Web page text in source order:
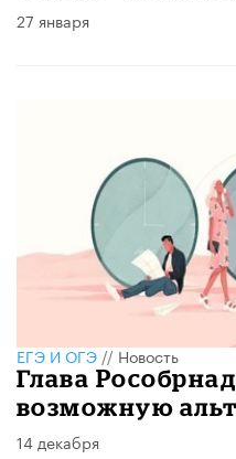
27 января
ЕГЭ И ОГЭ//Новость
Глава
возможную
14 декабря